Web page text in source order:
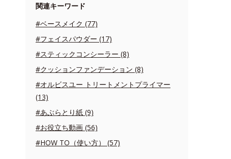
関連キーワード
#ベースメイク (77)
#フェイスパウダー (17)
#スティックコンシーラー (8)
#クッションファンデーション (8)
#オルビスユー トリートメントプライマー
(13)
#あぶらとり紙 (9)
#お役立ち動画 (56)
#HOW TO（使い方） (57)